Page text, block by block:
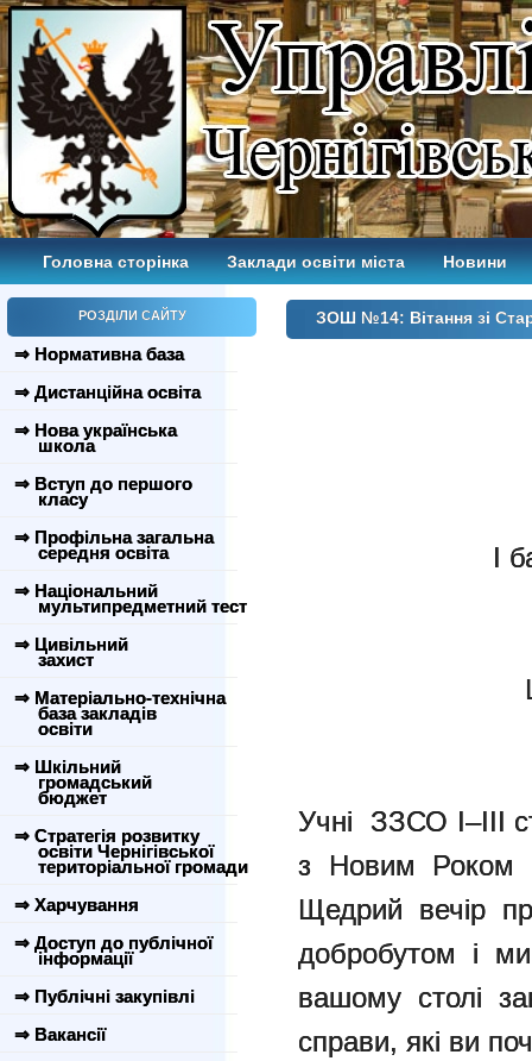
Головна сторінка Заклади освіти міста Новини
РОЗДІЛИ САЙТУ
⇒ Нормативна база
⇒ Дистанційна освіта
⇒ Нова українська
школа
⇒ Вступ до першого
класу
⇒ Профільна загальна
середня освіта
⇒ Національний
мультипредметний тест
⇒ Цивільний
захист
⇒ Матеріально-технічна
база закладів
освіти
⇒ Шкільний
громадський
бюджет
⇒ Стратегія розвитку
освіти Чернігівської
територіальної громади
⇒ Харчування
⇒ Доступ до публічної
інформації
⇒ Публічні закупівлі
⇒ Вакансії
ЗОШ №14: Вітання зі
І
Учні ЗЗСО І–ІІІ
з Новим Роком
Щедрий вечір
добробутом і
вашому столі
справи, які ви